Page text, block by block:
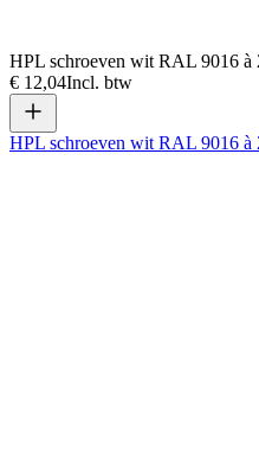
HPL schroeven wit RAL 9016 à
€ 12,04Incl. btw
HPL schroeven wit RAL 9016 à